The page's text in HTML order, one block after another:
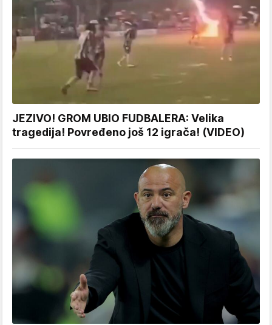
JEZIVO! GROM UBIO FUDBALERA: Velika
tragedija! Povređeno još 12 igrača! (VIDEO)